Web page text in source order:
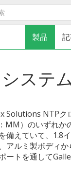
製品
ステ
NTPク
）のいずれか
えていて、1.8
アルミ製ボディ
ートを通して